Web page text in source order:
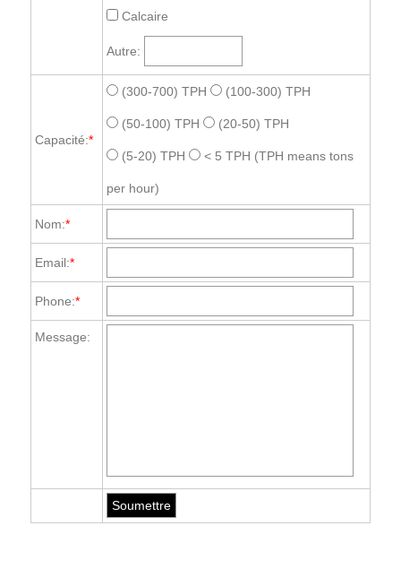
Calcaire
Autre:
Capacité:*
(300-700) TPH (100-300) TPH
(50-100) TPH (20-50) TPH
(5-20) TPH < 5 TPH (TPH means tons
per hour)
Nom:*
Email:*
Phone:*
Message: